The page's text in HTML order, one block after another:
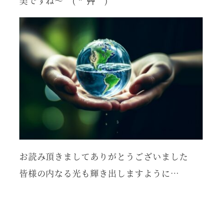
お読み頂きましてありがとうございました
皆様の内なる光も輝き出しますように…